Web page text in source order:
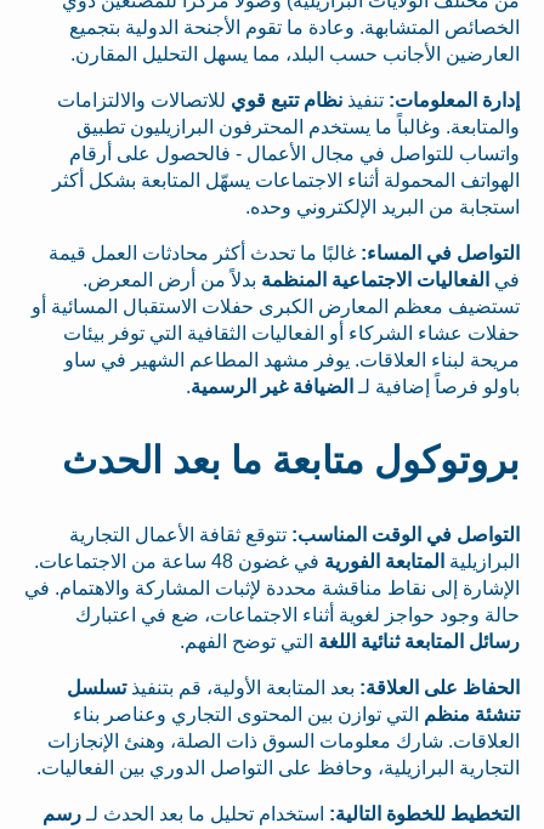
الخصائص المتشابهة. وعادة ما تقوم الأجنحة الدولية بتجميع
العارضين الأجانب حسب البلد، مما يسهل التحليل المقارن.
إدارة المعلومات: تنفيذ نظام تتبع قوي للاتصالات والالتزامات
والمتابعة. وغالباً ما يستخدم المحترفون البرازيليون تطبيق
واتساب للتواصل في مجال الأعمال - فالحصول على أرقام
الهواتف المحمولة أثناء الاجتماعات يسهّل المتابعة بشكل أكثر
استجابة من البريد الإلكتروني وحده.
التواصل في المساء: غالبًا ما تحدث أكثر محادثات العمل قيمة
في الفعاليات الاجتماعية المنظمة بدلاً من أرض المعرض.
تستضيف معظم المعارض الكبرى حفلات الاستقبال المسائية أو
حفلات عشاء الشركاء أو الفعاليات الثقافية التي توفر بيئات
مريحة لبناء العلاقات. يوفر مشهد المطاعم الشهير في ساو
باولو فرصاً إضافية لـ الضيافة غير الرسمية.
بروتوكول متابعة ما بعد الحدث
التواصل في الوقت المناسب: تتوقع ثقافة الأعمال التجارية
البرازيلية المتابعة الفورية
في غضون 48 ساعة من الاجتماعات.
الإشارة إلى نقاط مناقشة محددة لإثبات المشاركة والاهتمام. في
حالة وجود حواجز لغوية أثناء الاجتماعات، ضع في اعتبارك
رسائل المتابعة ثنائية اللغة التي توضح الفهم.
الحفاظ على العلاقة: بعد المتابعة الأولية، قم بتنفيذتسلسل
تنشئة منظم التي توازن بين المحتوى التجاري وعناصر بناء
العلاقات. شارك معلومات السوق ذات الصلة، وهنئ الإنجازات
التجارية البرازيلية، وحافظ على التواصل الدوري بين الفعاليات.
التخطيط للخطوة التالية: استخدام تحليل ما بعد الحدث لـ رسم